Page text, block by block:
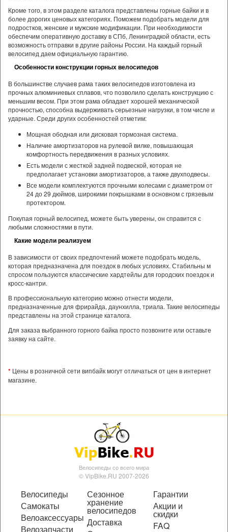
Кроме того, в этом разделе каталога представлены горные байки и в
более дорогих ценовых категориях. Поможем подобрать модели для
подростков, женские и мужские модификации. При необходимости
обеспечим оперативную доставку в СПб, Ленинградкой области, есть
возможность отправки в другие районы России. На каждый горный
велосипед даем официальную гарантию.
Особенности конструкции горных велосипедов
В большинстве случаев рама таких велосипедов изготовлена из
прочных алюминиевых сплавов, что позволило сделать конструкцию с
меньшим весом. При этом рама обладает хорошей механической
прочностью, способна выдерживать серьезные нагрузки, в том числе и
ударные. Среди других особенностей отметим:
Мощная ободная или дисковая тормозная система.
Наличие амортизаторов на рулевой вилке, повышающая
комфортность передвижения в разных условиях.
Есть модели с жесткой задней подвеской, которая не
предполагает установки амортизаторов, а также двухподвесы.
Все модели комплектуются прочными колесами с диаметром от
24 до 29 дюймов, широкими покрышками в основном с грязевым
протектором.
Покупая горный велосипед, можете быть уверены, он справится с
любыми сложностями в пути.
Какие модели реализуем
В зависимости от своих предпочтений можете подобрать модель,
которая предназначена для поездок в любых условиях. Стабильны м
спросом пользуются классические хардтейлы для городских поездок и
кросс-кантри.
В профессиональную категорию можно отнести модели,
предназначенные для фрирайда, даунхилла, триала. Такие велосипеды
представлены на этой странице каталога.
Для заказа выбранного горного байка просто позвоните или оставьте
заявку на сайте.
* Цены в розничной сети випбайк могут отличаться от цен в интернет
магазине.
Велосипеды со всего мира
© VipBike.RU 2007-2026
Велосипеды
Самокаты
Велоаксессуары
Велозапчасти
Сезонное
хранение
велосипедов
Доставка
Гарантии
Акции и
скидки
FAQ